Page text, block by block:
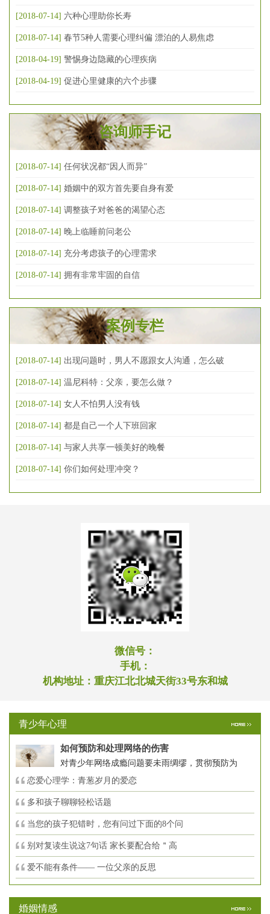
[2018-07-14] 六种心理助你长寿
[2018-07-14] 春节5种人需要心理纠偏 漂泊的人易焦虑
[2018-04-19] 警惕身边隐藏的心理疾病
[2018-04-19] 促进心里健康的六个步骤
咨询师手记
[2018-07-14] 任何状况都“因人而异”
[2018-07-14] 婚姻中的双方首先要自身有爱
[2018-07-14] 调整孩子对爸爸的渴望心态
[2018-07-14] 晚上临睡前问老公
[2018-07-14] 充分考虑孩子的心理需求
[2018-07-14] 拥有非常牢固的自信
案例专栏
[2018-07-14] 出现问题时，男人不愿跟女人沟通，怎么破
[2018-07-14] 温尼科特：父亲，要怎么做？
[2018-07-14] 女人不怕男人没有钱
[2018-07-14] 都是自己一个人下班回家
[2018-07-14] 与家人共享一顿美好的晚餐
[2018-07-14] 你们如何处理冲突？
微信号：
手机：
机构地址： 重庆江北北城天街33号东和城
青少年心理
如何预防和处理网络的伤害
对青少年网络成瘾问题要未雨绸缪，贯彻预防为
恋爱心理学：青葱岁月的爱恋
多和孩子聊聊轻松话题
当您的孩子犯错时，您有问过下面的8个问
别对复读生说这7句话 家长要配合给＂高
爱不能有条件—— 一位父亲的反思
婚姻情感